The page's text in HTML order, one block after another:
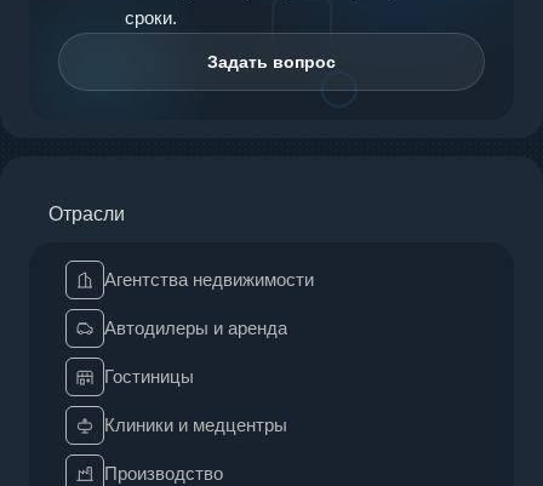
сроки.
Задать вопрос
Отрасли
Агентства недвижимости
Автодилеры и аренда
Гостиницы
Клиники и медцентры
Производство